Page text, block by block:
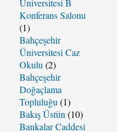
Üniversitesi B
Konferans Salonu
(1)
Bahçeşehir
Üniversitesi Caz
Okulu (2)
Bahçeşehir
Doğaçlama
Topluluğu (1)
Bakış Üstün (10)
Bankalar Caddesi